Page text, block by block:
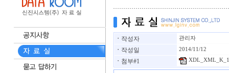
ㆍ 작성자 관리자
ㆍ 작성일 2014/11/12
ㆍ 첨부#1